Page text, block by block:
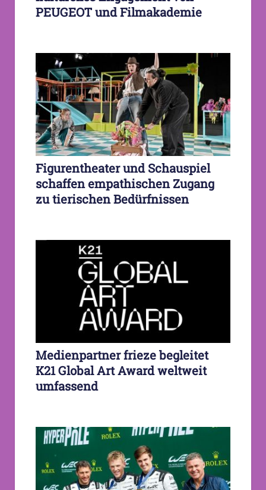
PEUGEOT und Filmakademie
Figurentheater und Schauspiel
schaffen empathischen Zugang
zu tierischen Bedürfnissen
Medienpartner frieze begleitet
K21 Global Art Award weltweit
umfassend